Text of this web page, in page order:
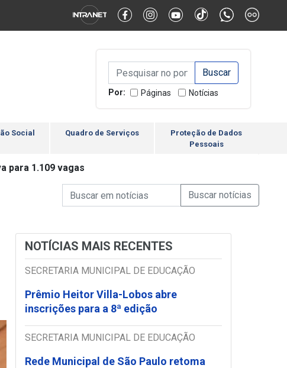
Alternar Alto Contraste Alternar Tamanho da Fonte
Campo de Busca de
Campo de Busca de informaçõesEnviar a Busca
Por: Páginas Notícias
Social Quadro de Serviços
Proteção de Dados
Pessoais
para 1.109 vagas
Campo de Busca de Notícias
Campo de Busca de informaçõesEnviar a Busca de
NOTÍCIAS MAIS RECENTES
SECRETARIA MUNICIPAL DE EDUCAÇÃO
Prêmio Heitor Villa-Lobos abre
inscrições para a 8ª edição
SECRETARIA MUNICIPAL DE EDUCAÇÃO
Rede Municipal de São Paulo retoma